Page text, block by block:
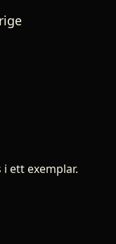
ett exemplar.